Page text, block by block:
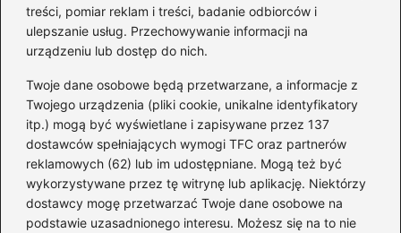
treści, pomiar reklam i treści, badanie odbiorców i
ulepszanie usług. Przechowywanie informacji na
urządzeniu lub dostęp do nich.
Twoje dane osobowe będą przetwarzane, a informacje z
Twojego urządzenia (pliki cookie, unikalne identyfikatory
itp.) mogą być wyświetlane i zapisywane przez 137
dostawców spełniających wymogi TFC oraz partnerów
reklamowych (62) lub im udostępniane. Mogą też być
wykorzystywane przez tę witrynę lub aplikację. Niektórzy
dostawcy mogę przetwarzać Twoje dane osobowe na
podstawie uzasadnionego interesu. Możesz się na to nie
Jestem twórczynią bloga delta-travel.pl — miejsca, gdzie
planowanie wakacji spotyka się z marzeniem o odkrywaniu
świata. Kocham podróże: te bliskie, weekendowe i te
dalekie, które zmieniają sposób patrzenia na życie.
Fascynują mnie hotele z duszą, ukryte plaże, lokalne
kuchnie, najpiękniejsze zabytki, a także wyjątkowe miejsca,
które potrafią stać się najcenniejszym wspomnieniem z
wyprawy.